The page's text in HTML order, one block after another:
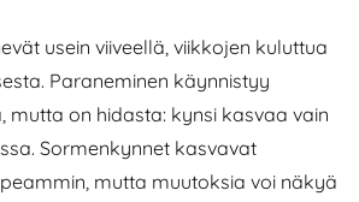
usein viiveellä, viikkojen kuluttua
Paraneminen käynnistyy
mutta on hidasta: kynsi kasvaa vain
Sormenkynnet kasvavat
mutta muutoksia voi näkyä